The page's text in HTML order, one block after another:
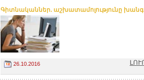
Գիտնականներ. աշխատամոլությունը
26.10.2016